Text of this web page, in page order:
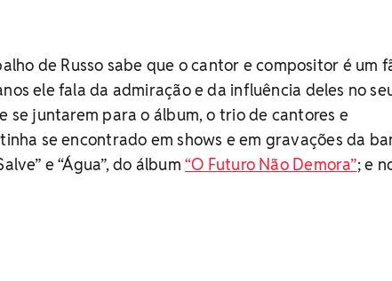
de Russo sabe que o cantor e compositor é um
ele fala da admiração e da influência deles no
se juntarem para o álbum, o trio de cantores e
se encontrado em shows e em gravações da
e “Água”, do álbum“O Futuro Não Demora”; e